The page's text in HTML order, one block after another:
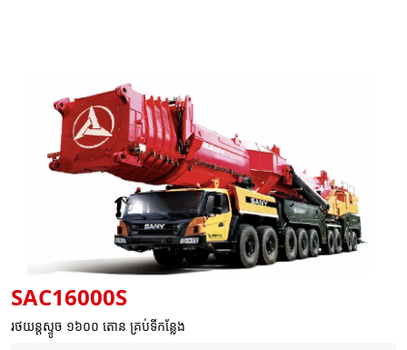
SAC16000S
រថយន្តស្ទូច ១៦០០ តោន គ្រប់ទីកន្លែង